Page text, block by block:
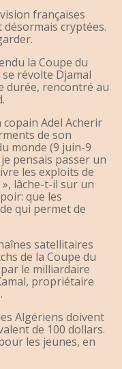
françaises
cryptées.
la Coupe du
révolte Djamal
durée, rencontré au
Adel Acherir
de son
monde (9 juin-9
pensais passer un
les exploits de
lâche-t-il sur un
que les
qui permet de
satellitaires
de la Coupe du
le milliardaire
propriétaire
Algériens doivent
de 100 dollars.
les jeunes, en